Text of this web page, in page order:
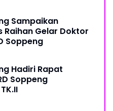
Sampaikan
Raihan Gelar Doktor
Soppeng
Hadiri Rapat
Soppeng